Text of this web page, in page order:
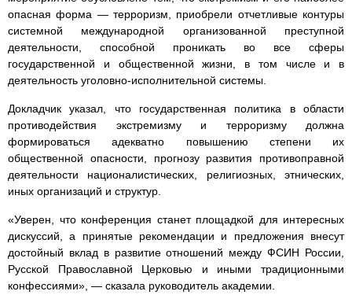
опасная форма — терроризм, приобрели отчетливые контуры
системной международной организованной преступной
деятельности, способной проникать во все сферы
государственной и общественной жизни, в том числе и в
деятельность уголовно-исполнительной системы.
Докладчик указал, что государственная политика в области
противодействия экстремизму и терроризму должна
формироваться адекватно повышению степени их
общественной опасности, прогнозу развития противоправной
деятельности националистических, религиозных, этнических,
иных организаций и структур.
«Уверен, что конференция станет площадкой для интересных
дискуссий, а принятые рекомендации и предложения внесут
достойный вклад в развитие отношений между ФСИН России,
Русской Православной Церковью и иными традиционными
конфессиями», — сказала руководитель академии.